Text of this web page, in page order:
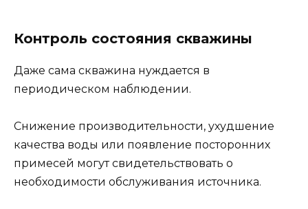
Контроль состояния скважины
Даже сама скважина нуждается в
периодическом наблюдении.
Снижение производительности, ухудшение
качества воды или появление посторонних
примесей могут свидетельствовать о
необходимости обслуживания источника.